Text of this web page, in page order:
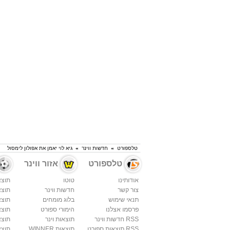
טלספורט » חדשות ווינר » גיא לוי יאמן את אפולון לימסול
טלספורט
אודותינו
צור קשר
תנאי שימוש
פרסמו אצלנו
RSS חדשות ווינר
אזור ווינר
טוטו
חדשות ווינר
בלוג מומחים
הימורי ספורט
תוצאות וינר